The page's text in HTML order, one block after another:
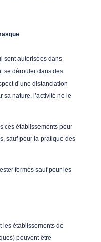
sont autorisées dans
se dérouler dans des
d’une distanciation
nature, l’activité ne le
ces établissements pour
sauf pour la pratique des
fermés sauf pour les
les établissements de
peuvent être